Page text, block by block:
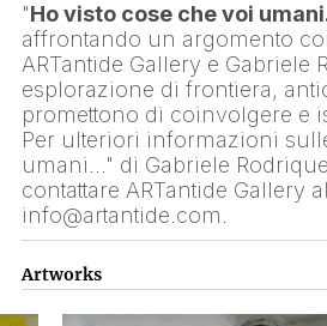
"Ho visto cose che voi
affrontando un argomento
ARTantide Gallery e
esplorazione di frontiera,
promettono di coinvolgere e
Per ulteriori informazioni
umani…" di Gabriele
contattare ARTantide
info@artantide.com.
Artworks